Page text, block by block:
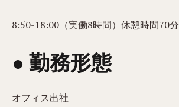
8:50-18:00（実働8時間）休憩時間70分
● 勤務形態
オフィス出社